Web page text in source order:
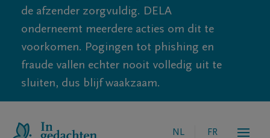
de afzender zorgvuldig. DELA
onderneemt meerdere acties om dit te
voorkomen. Pogingen tot phishing en
fraude vallen echter nooit volledig uit te
sluiten, dus blijf waakzaam.
NL FR